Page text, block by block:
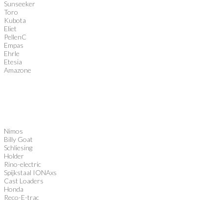
Sunseeker
Toro
Kubota
Eliet
PellenC
Empas
Ehrle
Etesia
Amazone
Nimos
Billy Goat
Schliesing
Holder
Rino-electric
Spijkstaal IONAxs
Cast Loaders
Honda
Reco-E-trac